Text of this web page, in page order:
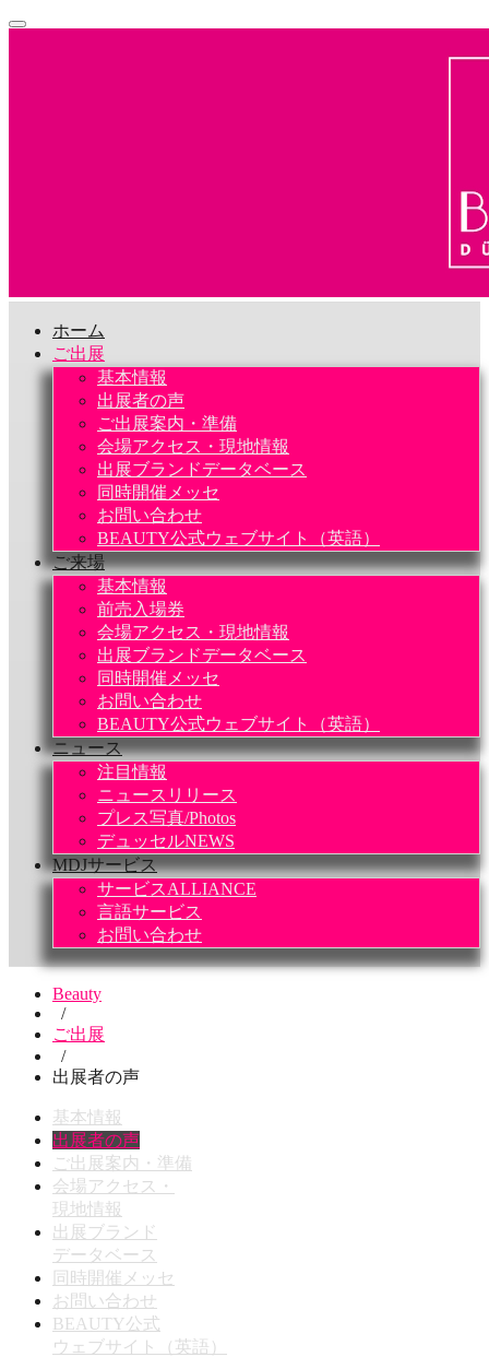
ホーム
ご出展
基本情報
出展者の声
ご出展案内・準備
会場アクセス・現地情報
出展ブランドデータベース
同時開催メッセ
お問い合わせ
BEAUTY公式ウェブサイト（英語）
ご来場
基本情報
前売入場券
会場アクセス・現地情報
出展ブランドデータベース
同時開催メッセ
お問い合わせ
BEAUTY公式ウェブサイト（英語）
ニュース
注目情報
ニュースリリース
プレス写真/Photos
デュッセルNEWS
MDJサービス
サービスALLIANCE
言語サービス
お問い合わせ
Beauty
/
ご出展
/
出展者の声
基本情報
出展者の声
ご出展案内・準備
会場アクセス・
現地情報
出展ブランド
データベース
同時開催メッセ
お問い合わせ
BEAUTY公式
ウェブサイト（英語）